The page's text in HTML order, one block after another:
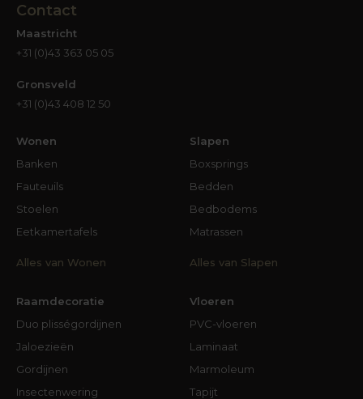
Contact
Maastricht
+31 (0)43 363 05 05
Gronsveld
+31 (0)43 408 12 50
Wonen
Banken
Fauteuils
Stoelen
Eetkamertafels
Alles van Wonen
Slapen
Boxsprings
Bedden
Bedbodems
Matrassen
Alles van Slapen
Raamdecoratie
Duo plisségordijnen
Jaloezieën
Gordijnen
Insectenwering
Vloeren
PVC-vloeren
Laminaat
Marmoleum
Tapijt